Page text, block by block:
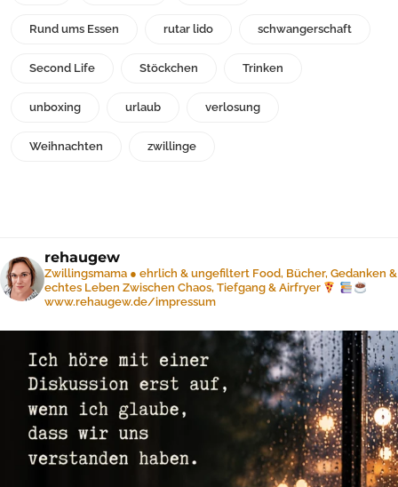
Rund ums Essen rutar lido schwangerschaft
Second Life Stöckchen Trinken
unboxing urlaub verlosung
Weihnachten zwillinge
rehaugew
Zwillingsmama ● ehrlich & ungefiltert Food, Bücher, Gedanken &
echtes Leben Zwischen Chaos, Tiefgang & Airfryer
www.rehaugew.de/impressum